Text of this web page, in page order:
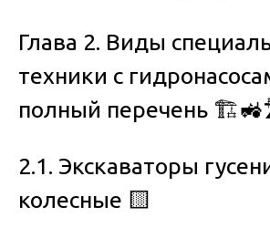
Глава 2. Виды
техники с
полный перечень
2.1. Экскаваторы
колесные 🟨